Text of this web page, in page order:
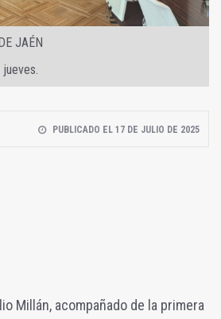
JAÉN
PUBLICADO EL 17 DE JULIO DE 2025
Millán, acompañado de la primera